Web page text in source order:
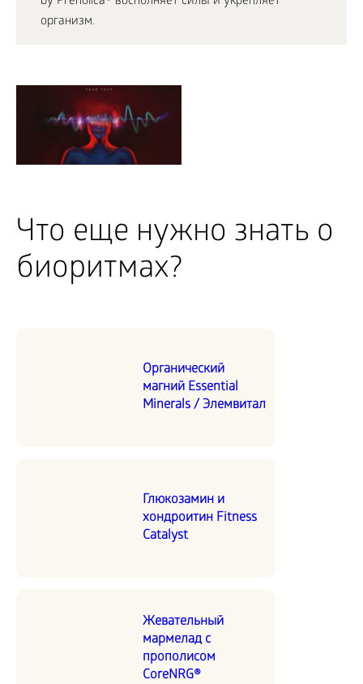
организм.
Что еще нужно знать о
биоритмах?
Органический
магний Essential
Minerals / Элемвитал
Глюкозамин и
хондроитин Fitness
Catalyst
Жевательный
мармелад с
прополисом
CoreNRG®